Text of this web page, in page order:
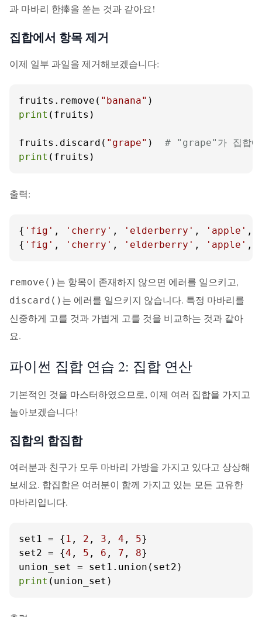
과 마바리 한捧을 쏟는 것과 같아요!
집합에서 항목 제거
이제 일부 과일을 제거해보겠습니다:
fruits.remove( "banana"
print (fruits)
fruits.discard( "grape" ) # "grape"가 집합에
print (fruits)
출력:
{ 'fig' , 'cherry' , 'elderberry' , 'apple' ,
{ 'fig' , 'cherry' , 'elderberry' , 'apple' ,
remove() 는 항목이 존재하지 않으면 에러를 일으키고,
discard() 는 에러를 일으키지 않습니다. 특정 마바리를
신중하게 고를 것과 가볍게 고를 것을 비교하는 것과 같아
요.
파이썬 집합 연습 2: 집합 연산
기본적인 것을 마스터하였으므로, 이제 여러 집합을 가지고
놀아보겠습니다!
집합의 합집합
여러분과 친구가 모두 마바리 가방을 가지고 있다고 상상해
보세요. 합집합은 여러분이 함께 가지고 있는 모든 고유한
마바리입니다.
set1 = { 1 , 2 , 3 , 4 , 5}
set2 = {4 , 5 , 6 , 7 , 8}
print (union_set)